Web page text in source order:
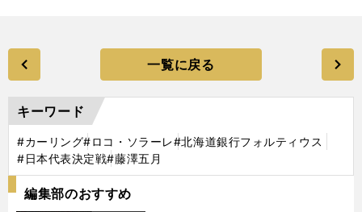
一覧に戻る
キーワード
#カーリング#ロコ・ソラーレ#北海道銀行フォルティウス
#日本代表決定戦#藤澤五月
編集部のおすすめ